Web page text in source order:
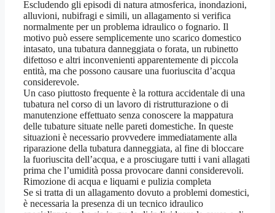
Escludendo gli episodi di natura atmosferica, inondazioni,
alluvioni, nubifragi e simili, un allagamento si verifica
normalmente per un problema idraulico o fognario. Il
motivo può essere semplicemente uno scarico domestico
intasato, una tubatura danneggiata o forata, un rubinetto
difettoso e altri inconvenienti apparentemente di piccola
entità, ma che possono causare una fuoriuscita d’acqua
considerevole.
Un caso piuttosto frequente è la rottura accidentale di una
tubatura nel corso di un lavoro di ristrutturazione o di
manutenzione effettuato senza conoscere la mappatura
delle tubature situate nelle pareti domestiche. In queste
situazioni è necessario provvedere immediatamente alla
riparazione della tubatura danneggiata, al fine di bloccare
la fuoriuscita dell’acqua, e a prosciugare tutti i vani allagati
prima che l’umidità possa provocare danni considerevoli.
Rimozione di acqua e liquami e pulizia completa
Se si tratta di un allagamento dovuto a problemi domestici,
è necessaria la presenza di un tecnico idraulico